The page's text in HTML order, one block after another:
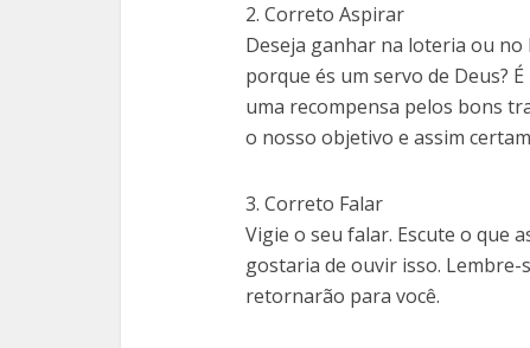
2. Correto Aspirar
Deseja ganhar na loteria ou no
porque és um servo de Deus?
uma recompensa pelos bons
o nosso objetivo e assim
3. Correto Falar
Vigie o seu falar. Escute o que
gostaria de ouvir isso. Lembre-
retornarão para você.